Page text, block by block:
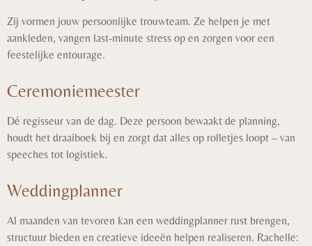
Zij vormen jouw persoonlijke trouwteam. Ze helpen je met
aankleden, vangen last-minute stress op en zorgen voor een
feestelijke entourage.
Ceremoniemeester
Dé regisseur van de dag. Deze persoon bewaakt de planning,
houdt het draaiboek bij en zorgt dat alles op rolletjes loopt – van
speeches tot logistiek.
Weddingplanner
Al maanden van tevoren kan een weddingplanner rust brengen,
structuur bieden en creatieve ideeën helpen realiseren. Rachelle: